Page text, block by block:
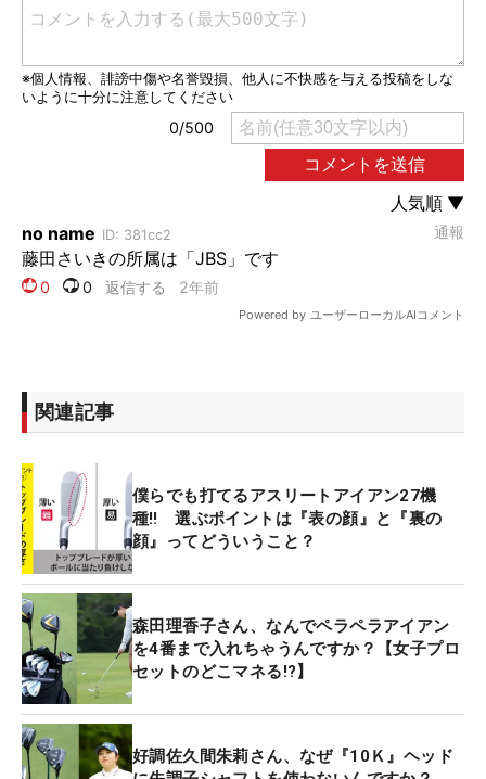
関連記事
僕らでも打てるアスリートアイアン27機
種‼ 選ぶポイントは『表の顔』と『裏の
顔』ってどういうこと？
森田理香子さん、なんでペラペラアイアン
を4番まで入れちゃうんですか？【女子プロ
セットのどこマネる!?】
好調佐久間朱莉さん、なぜ『10Ｋ』ヘッド